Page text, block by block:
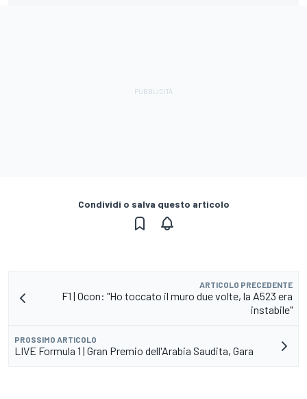
Condividi o salva questo articolo
ARTICOLO PRECEDENTE
F1 | Ocon: "Ho toccato il muro due volte, la A523 era
instabile"
PROSSIMO ARTICOLO
LIVE Formula 1 | Gran Premio dell'Arabia Saudita, Gara